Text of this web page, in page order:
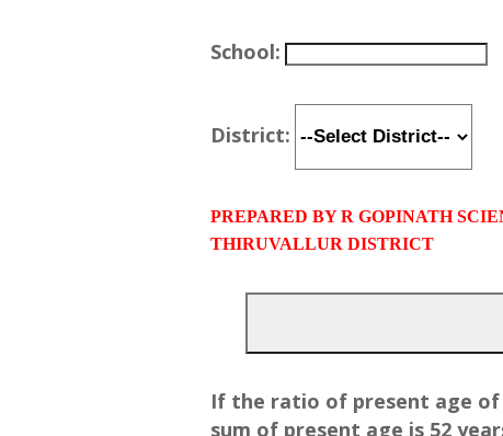
School:
District:
PREPARED BY R GOPINATH
THIRUVALLUR DISTRICT
If the ratio of present age of
sum of present age is 52